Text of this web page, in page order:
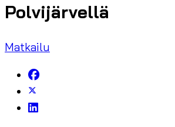
Polvijärvellä
Matkailu